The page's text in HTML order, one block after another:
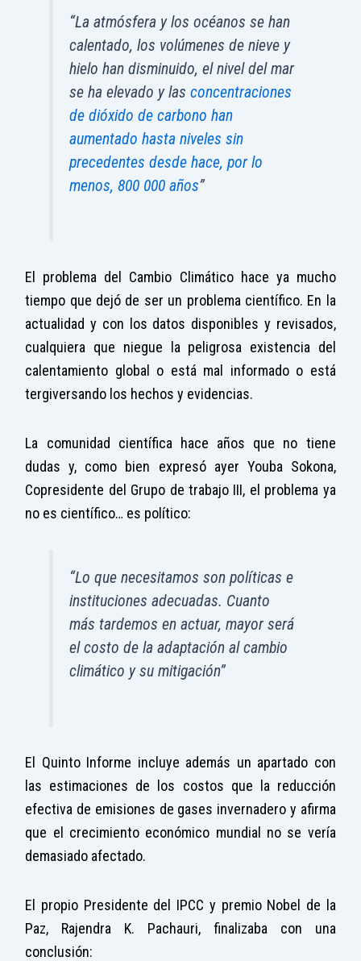
“La atmósfera y los océanos se han
calentado, los volúmenes de nieve y
hielo han disminuido, el nivel del mar
se ha elevado y lasconcentraciones
de dióxido de carbono han
aumentado hasta niveles sin
precedentes desde hace, por lo
menos, 800 000 años”
El problema del Cambio Climático hace ya mucho
tiempo que dejó de ser un problema científico. En la
actualidad y con los datos disponibles y revisados,
cualquiera que niegue la peligrosa existencia del
calentamiento global o está mal informado o está
tergiversando los hechos y evidencias.
La comunidad científica hace años que no tiene
dudas y, como bien expresó ayer Youba Sokona,
Copresidente del Grupo de trabajo III, el problema ya
no es científico… es político:
“Lo que necesitamos son políticas e
instituciones adecuadas. Cuanto
más tardemos en actuar, mayor será
el costo de la adaptación al cambio
climático y su mitigación”
El Quinto Informe incluye además un apartado con
las estimaciones de los costos que la reducción
efectiva de emisiones de gases invernadero y afirma
que el crecimiento económico mundial no se vería
demasiado afectado.
El propio Presidente del IPCC y premio Nobel de la
Paz, Rajendra K. Pachauri, finalizaba con una
conclusión: